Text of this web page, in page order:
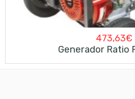
473,63€
Generador Ratio